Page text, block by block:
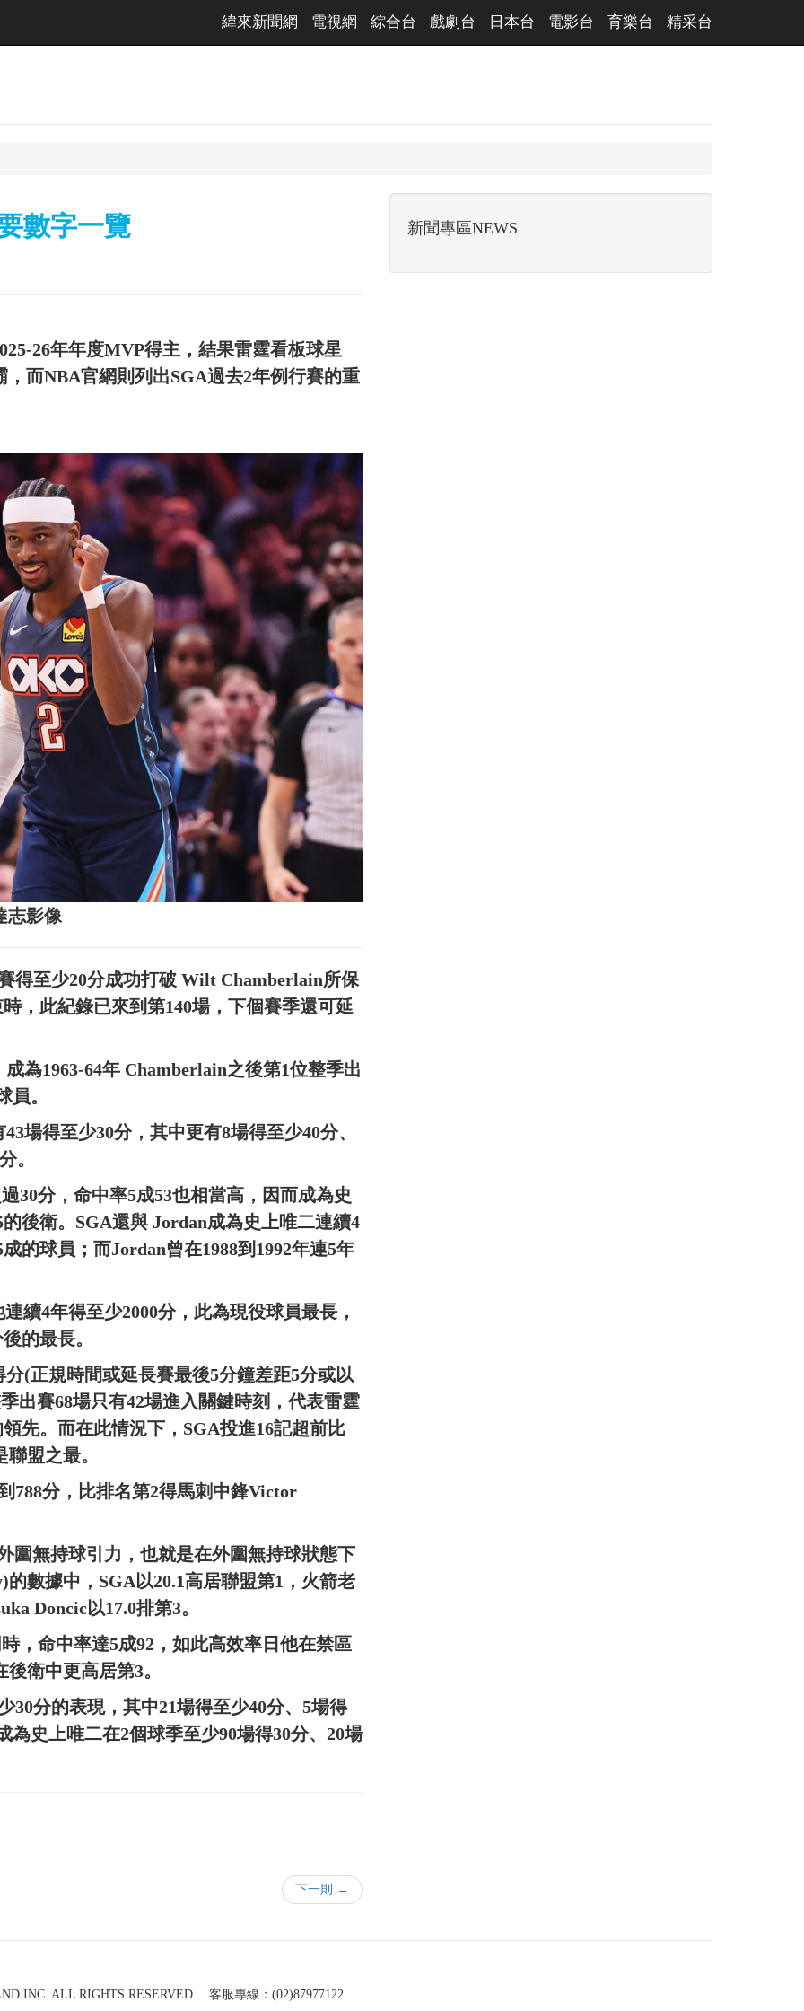
緯來新聞網 電視網 綜合台 戲劇台 日本台 電影台 育樂台 精采台
數字一覽
26年年度MVP得主，結果雷霆看板球星
而NBA官網則列出SGA過去2年例行賽的重
志影像
得至少20分成功打破 Wilt Chamberlain所保
，此紀錄已來到第140場，下個賽季還可延
為1963-64年 Chamberlain之後第1位整季出
員。
場得至少30分，其中更有8場得至少40分、
。
30分，命中率5成53也相當高，因而成為史
後衛。SGA還與 Jordan成為史上唯二連續4
的球員；而Jordan曾在1988到1992年連5年
續4年得至少2000分，此為現役球員最長，
的最長。
(正規時間或延長賽最後5分鐘差距5分或以
出賽68場只有42場進入關鍵時刻，代表雷霆
先。而在此情況下，SGA投進16記超前比
盟之最。
788分，比排名第2得馬刺中鋒Victor
圍無持球引力，也就是在外圍無持球狀態下
數據中，SGA以20.1高居聯盟第1，火箭老
Doncic以17.0排第3。
，命中率達5成92，如此高效率日他在禁區
衛中更高居第3。
30分的表現，其中21場得至少40分、5場得
史上唯二在2個球季至少90場得30分、20場
下一則 →
新聞專區NEWS
INC. ALL RIGHTS RESERVED. 客服專線：(02)87977122